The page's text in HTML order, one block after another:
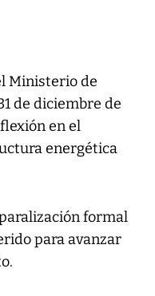
Ministerio de
de diciembre de
en el
energética
formal
para avanzar